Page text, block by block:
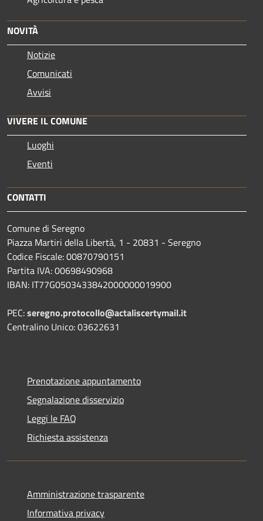
NOVITÀ
Notizie
Comunicati
Avvisi
VIVERE IL COMUNE
Luoghi
Eventi
CONTATTI
Comune di Seregno
Piazza Martiri della Libertà, 1 - 20831 - Seregno
Codice Fiscale: 00870790151
Partita IVA: 00698490968
IBAN: IT77G0503433842000000019900
PEC:seregno.protocollo@actaliscertymail.it
Centralino Unico: 03622631
Prenotazione appuntamento
Segnalazione disservizio
Leggi le FAQ
Richiesta assistenza
Amministrazione trasparente
Informativa privacy